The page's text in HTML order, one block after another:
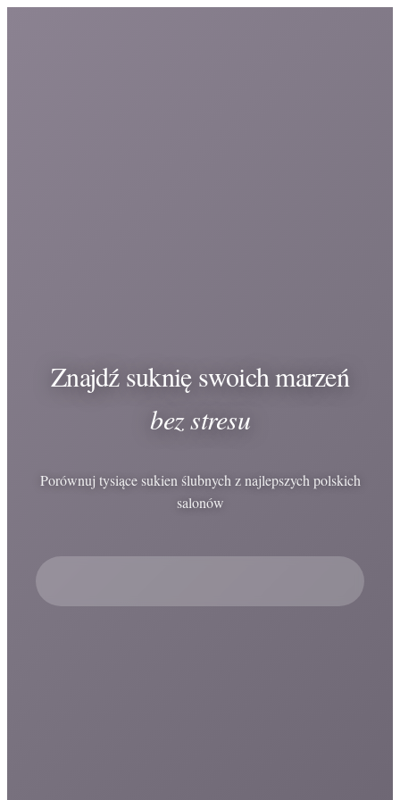
Znajdź suknię swoich marzeń
bez stresu
Porównuj tysiące sukien ślubnych z najlepszych polskich
salonów